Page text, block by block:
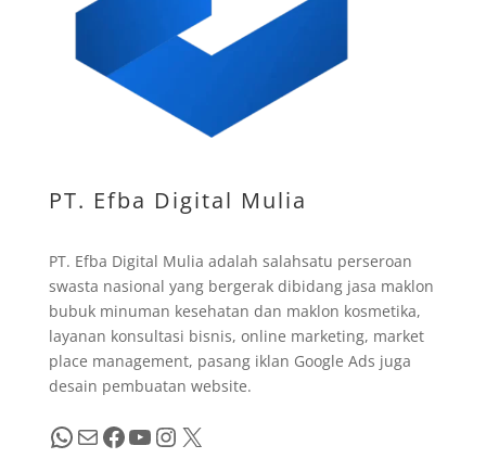
PT. Efba Digital Mulia
PT. Efba Digital Mulia adalah salahsatu perseroan
swasta nasional yang bergerak dibidang jasa maklon
bubuk minuman kesehatan dan maklon kosmetika,
layanan konsultasi bisnis, online marketing, market
place management, pasang iklan Google Ads juga
desain pembuatan website.
WhatsApp Mail Facebook YouTube InstagramX